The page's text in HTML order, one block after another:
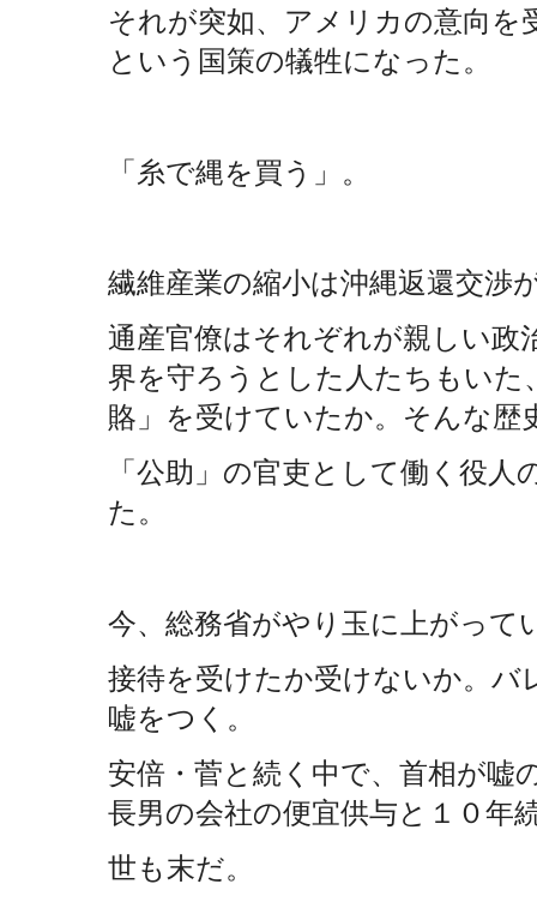
それが突如、アメリカの意向を
という国策の犠牲になった。
「糸で縄を買う」。
繊維産業の縮小は沖縄返還交渉
通産官僚はそれぞれが親しい政
界を守ろうとした人たちもいた
賂」を受けていたか。そんな歴
「公助」の官吏として働く役
た。
今、総務省がやり玉に上がって
接待を受けたか受けないか。バ
嘘をつく。
安倍・菅と続く中で、首相が嘘
長男の会社の便宜供与と１０年
世も末だ。